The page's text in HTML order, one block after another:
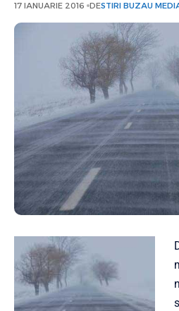
17 IANUARIE 2016 DESTIRI BUZAU